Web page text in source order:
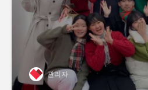
관리자